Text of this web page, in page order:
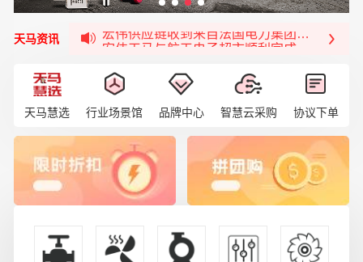
天马资讯
宏伟天马与航天电子超市顺利完成对接！
签约喜讯 | 宏伟与中铝集团成功签约！
福清核电—WD-40产品交流会圆满结束
宏伟供应链与第一师阿拉尔市签署战略框架合
天马慧选 行业场景馆 品牌中心 智慧云采购 协议下单